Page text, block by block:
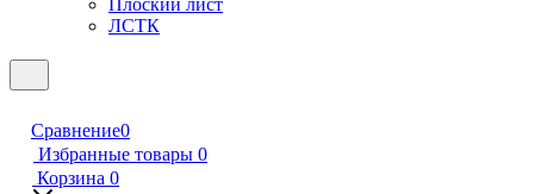
Плоский лист
ЛСТК
Сравнение0
Избранные товары 0
Корзина 0